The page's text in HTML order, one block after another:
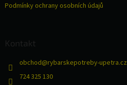
Podmínky ochrany osobních údajů
Kontakt
obchod@rybarskepotreby-upetra.cz
724 325 130